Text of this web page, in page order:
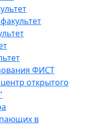
ФИСТ
открытого
в